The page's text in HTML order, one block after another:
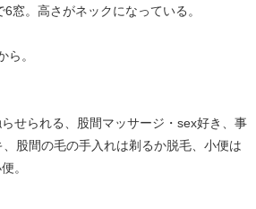
窓。高さがネックになっている。
ら。
せられる、股間マッサージ・sex好き、事
股間の毛の手入れは剃るか脱毛、小便は
。